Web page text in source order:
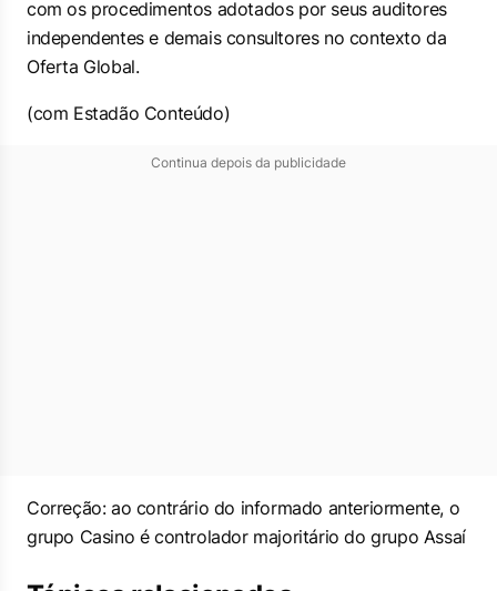
com os procedimentos adotados por seus auditores
independentes e demais consultores no contexto da
Oferta Global.
(com Estadão Conteúdo)
Continua depois da publicidade
Correção: ao contrário do informado anteriormente, o
grupo Casino é controlador majoritário do grupo Assaí